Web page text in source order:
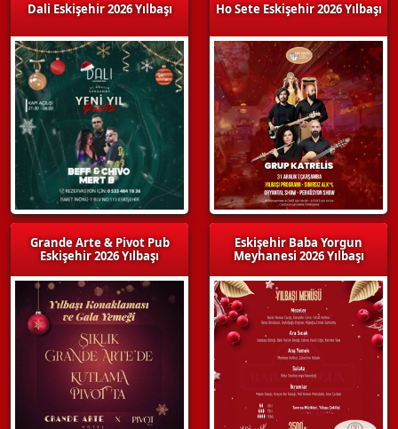
Dali Eskişehir 2026 Yılbaşı
Grande Arte & Pivot Pub
Eskişehir 2026 Yılbaşı
Ho Sete Eskişehir 2026 Yılbaşı
Eskişehir Baba Yorgun
Meyhanesi 2026 Yılbaşı